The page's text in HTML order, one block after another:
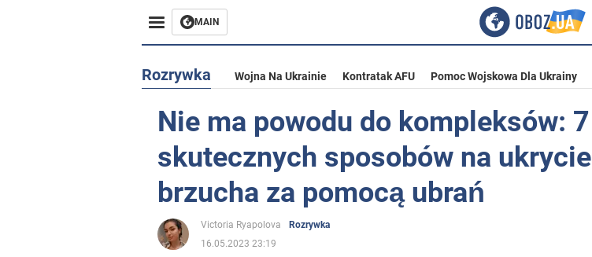
MAIN
Rozrywka Wojna Na Ukrainie Kontratak AFU Pomoc Wojskowa Dla Ukrainy
Nie ma powodu do kompleksów: 7
skutecznych sposobów na ukrycie
brzucha za pomocą ubrań
Victoria Ryapolova
Rozrywka
16.05.2023 23:19